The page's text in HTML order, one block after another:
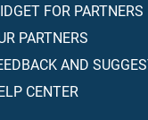
FOR PARTNERS
PARTNERS
AND
CENTER